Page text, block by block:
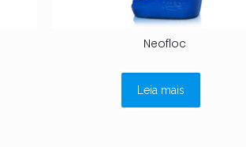
Neofloc
Leia mais